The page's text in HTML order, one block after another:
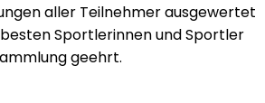
aller Teilnehmer ausgewertet
Sportlerinnen und Sportler
geehrt.